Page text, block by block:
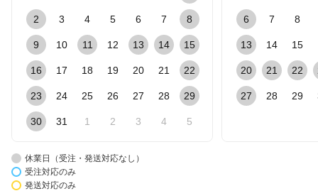
2 3 4 5 6 7 8
9 10 11 12 13 14 15
16 17 18 19 20 21 22
23 24 25 26 27 28 29
30 31 1 2 3 4 5
6 7 8
13 14 15
20 21 22
27 28 29
休業日（受注・発送対応なし）
受注対応のみ
発送対応のみ